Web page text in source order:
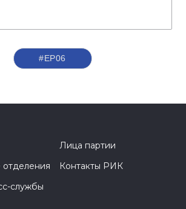
#ЕР06
Лица партии
отделения
Контакты РИК
службы